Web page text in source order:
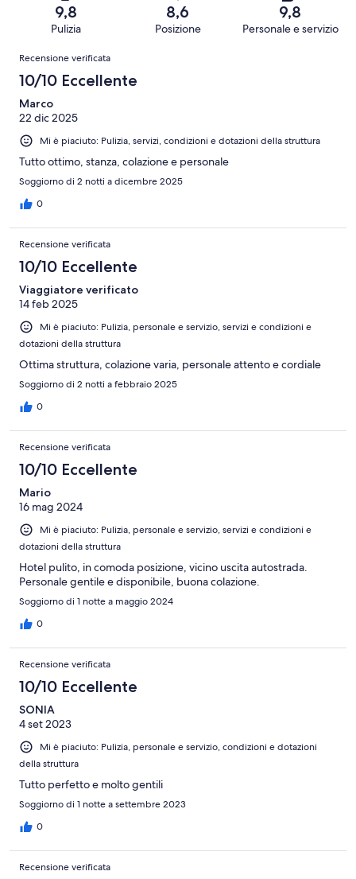
recensioni
recensioni
recensioni
Terribile.
su
recensioni
9,8
Pulizia
8,6
Posizione
9,8
Personale e servizio
Recensioni
Recensione verificata
10/10 Eccellente
Marco
22 dic 2025
Mi è piaciuto: Pulizia, servizi, condizioni e dotazioni della struttura
Tutto ottimo, stanza, colazione e personale
Soggiorno di 2 notti a dicembre 2025
0
Recensione verificata
10/10 Eccellente
Viaggiatore verificato
14 feb 2025
Mi è piaciuto: Pulizia, personale e servizio, servizi e condizioni e
dotazioni della struttura
Ottima struttura, colazione varia, personale attento e cordiale
Soggiorno di 2 notti a febbraio 2025
0
Recensione verificata
10/10 Eccellente
Mario
16 mag 2024
Mi è piaciuto: Pulizia, personale e servizio, servizi e condizioni e
dotazioni della struttura
Hotel pulito, in comoda posizione, vicino uscita autostrada.
Personale gentile e disponibile, buona colazione.
Soggiorno di 1 notte a maggio 2024
0
Recensione verificata
10/10 Eccellente
SONIA
4 set 2023
Mi è piaciuto: Pulizia, personale e servizio, condizioni e dotazioni
della struttura
Tutto perfetto e molto gentili
Soggiorno di 1 notte a settembre 2023
0
Recensione verificata